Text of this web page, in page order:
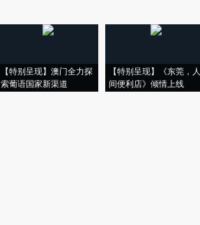
【特别呈现】澳门全力探
索葡语国家新渠道
【特别呈现】《东莞，人
间便利店》倾情上线